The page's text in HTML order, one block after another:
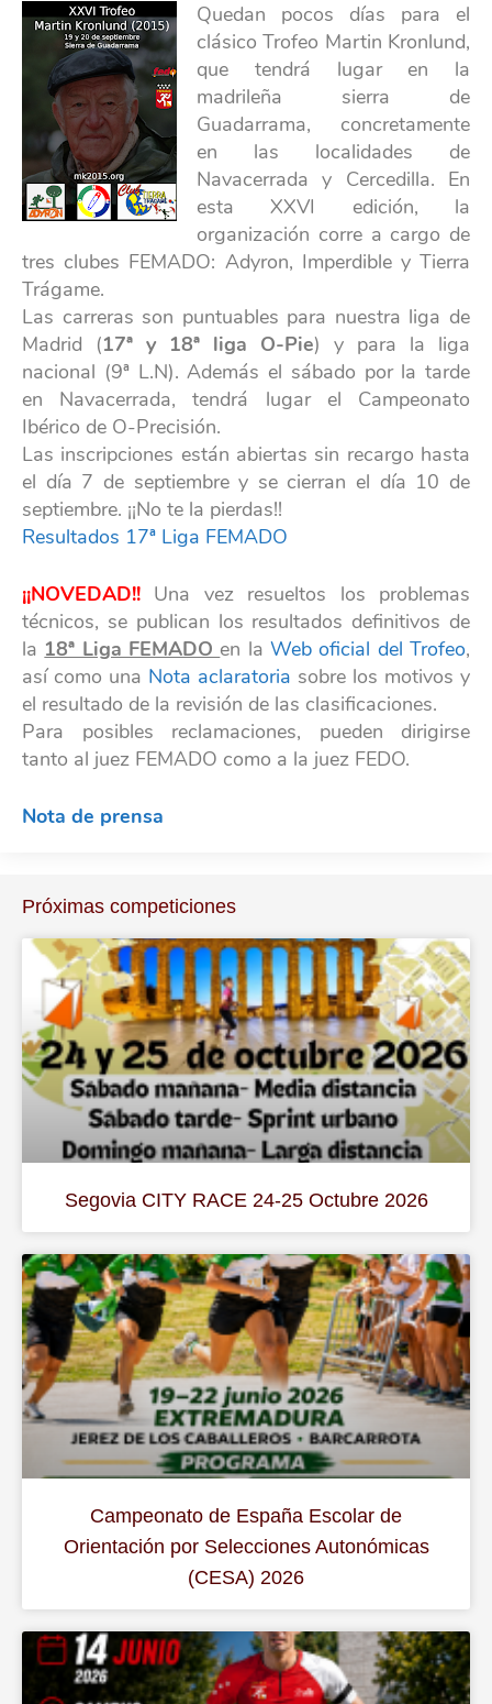
Quedan pocos días para el
clásico Trofeo Martin Kronlund,
que tendrá lugar en la
madrileña sierra de
Guadarrama, concretamente
en las localidades de
Navacerrada y Cercedilla. En
esta XXVI edición, la
organización corre a cargo de
tres clubes FEMADO: Adyron, Imperdible y Tierra
Trágame.
Las carreras son puntuables para nuestra liga de
Madrid (17ª y 18ª liga O-Pie) y para la liga
nacional (9ª L.N). Además el sábado por la tarde
en Navacerrada, tendrá lugar el Campeonato
Ibérico de O-Precisión.
Las inscripciones están abiertas sin recargo hasta
el día 7 de septiembre y se cierran el día 10 de
septiembre. ¡¡No te la pierdas!!
Resultados 17ª Liga FEMADO
¡¡NOVEDAD!! Una vez resueltos los problemas
técnicos, se publican los resultados definitivos de
la 18ª Liga FEMADO en laWeb oficial del Trofeo,
así como una Nota aclaratoria sobre los motivos y
el resultado de la revisión de las clasificaciones.
Para posibles reclamaciones, pueden dirigirse
tanto al juez FEMADO como a la juez FEDO.
Nota de prensa
Próximas competiciones
Segovia CITY RACE 24-25 Octubre 2026
Campeonato de España Escolar de
Orientación por Selecciones Autonómicas
(CESA) 2026